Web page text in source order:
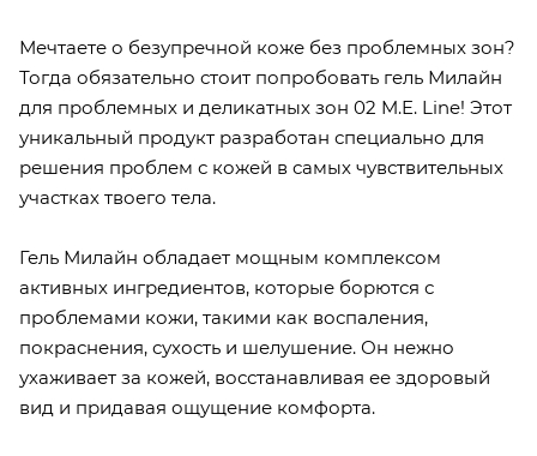
Мечтаете о безупречной коже без проблемных зон?
Тогда обязательно стоит попробовать гель Милайн
для проблемных и деликатных зон 02 M.E. Line! Этот
уникальный продукт разработан специально для
решения проблем с кожей в самых чувствительных
участках твоего тела.
Гель Милайн обладает мощным комплексом
активных ингредиентов, которые борются с
проблемами кожи, такими как воспаления,
покраснения, сухость и шелушение. Он нежно
ухаживает за кожей, восстанавливая ее здоровый
вид и придавая ощущение комфорта.